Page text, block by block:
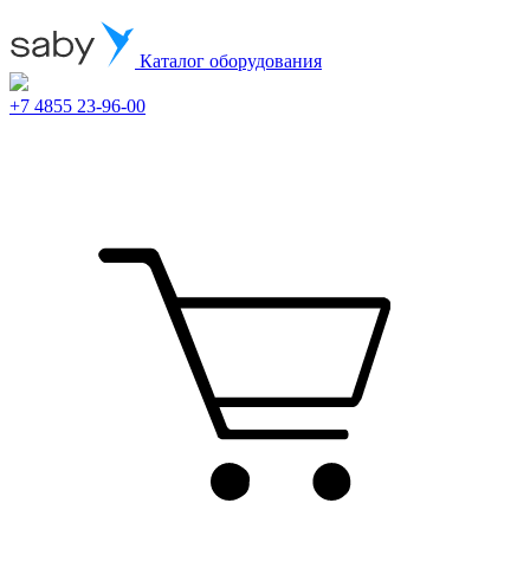
Каталог оборудования
+7 4855 23-96-00